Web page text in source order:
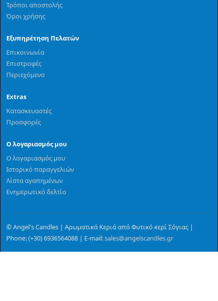
Τρόποι αποστολής
Όροι χρήσης
Εξυπηρέτηση Πελατών
Επικοινωνία
Επιστροφές
Περιεχόμενο
Extras
Κατασκευαστές
Προσφορές
Ο λογαριασμός μου
Ο λογαριασμός μου
Ιστορικό παραγγελιών
Λίστα αγαπημένων
Ενημερωτικό δελτίο
© Angel's Candles | Αρωματικά Κεριά από Φυτικό κερί Σόγιας |
Phone: (+30) 6936564088 | E-mail:sales@angelscandles.gr